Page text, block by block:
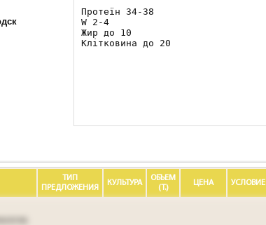
Протеїн 34-38
W 2-4
Жир до 10
Клітковина до 20
ТИП
ПРЕДЛОЖЕНИЯ
КУЛЬТУРА
ОБЪЕМ
(Т.)
ЦЕНА УСЛОВИЕ